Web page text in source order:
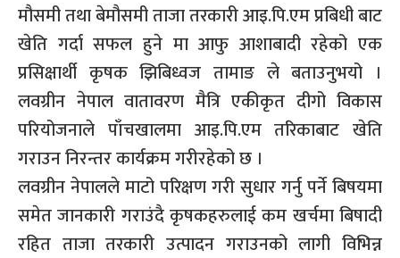
मौसमी तथा बेमौसमी ताजा तरकारी आइ.पि.एम प्रबिधी बाट
खेति गर्दा सफल हुने मा आफु आशाबादी रहेको एक
प्रसिक्षार्थी कृषक झिबिध्वज तामाङ ले बताउनुभयो ।
लवग्रीन नेपाल वातावरण मैत्रि एकीकृत दीगो विकास
परियोजनाले पाँचखालमा आइ.पि.एम तरिकाबाट खेति
गराउन निरन्तर कार्यक्रम गरीरहेको छ ।
लवग्रीन नेपालले माटो परिक्षण गरी सुधार गर्नु पर्ने बिषयमा
समेत जानकारी गराउंदै कृषकहरुलाई कम खर्चमा बिषादी
रहित ताजा तरकारी उत्पादन गराउनको लागी विभिन्न